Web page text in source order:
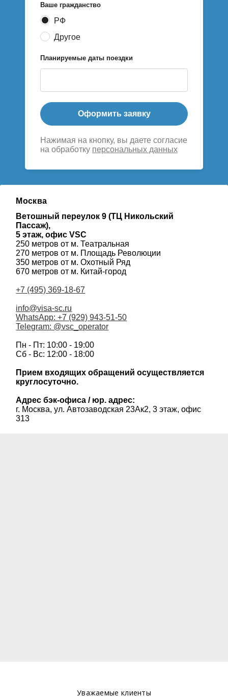
Ваше гражданство
РФ
Другое
Планируемые даты поездки
Оформить заявку
Нажимая на кнопку, вы даете согласие
на обработку персональных данных
Москва
Ветошный переулок 9 (ТЦ Никольский
Пассаж),
5 этаж, офис VSC
250 метров от м. Театральная
270 метров от м. Площадь Революции
350 метров от м. Охотный Ряд
670 метров от м. Китай-город
+7 (495) 369-18-67
info@visa-sc.ru
WhatsApp: +7 (929) 943-51-50
Telegram: @vsc_operator
Пн - Пт: 10:00 - 19:00
Сб - Вс: 12:00 - 18:00
Прием входящих обращений осуществляется
круглосуточно.
Адрес бэк-офиса / юр. адрес:
г. Москва, ул. Автозаводская 23Ак2, 3 этаж, офис
313
Уважаемые клиенты